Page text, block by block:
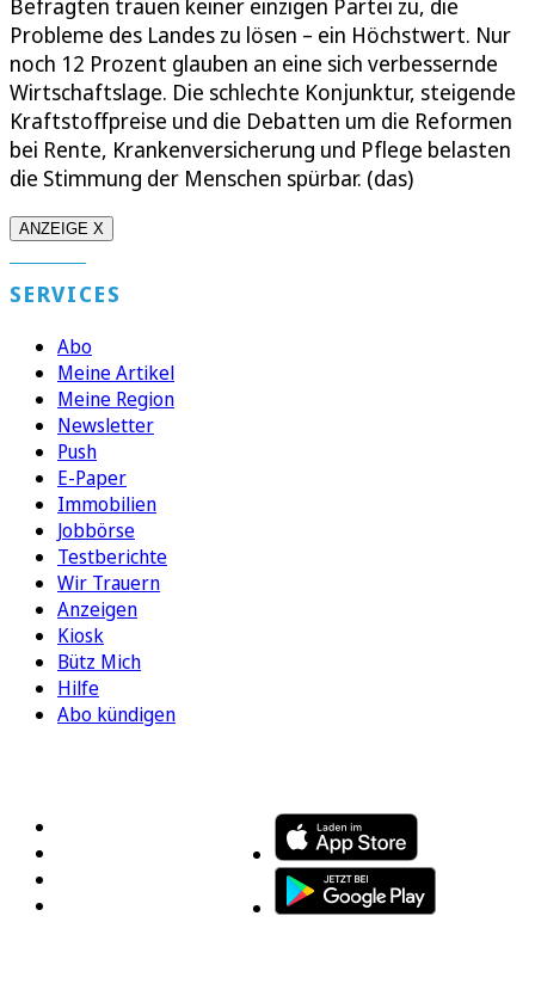
Befragten trauen keiner einzigen Partei zu, die
Probleme des Landes zu lösen – ein Höchstwert. Nur
noch 12 Prozent glauben an eine sich verbessernde
Wirtschaftslage. Die schlechte Konjunktur, steigende
Kraftstoffpreise und die Debatten um die Reformen
bei Rente, Krankenversicherung und Pflege belasten
die Stimmung der Menschen spürbar. (das)
ANZEIGE X
SERVICES
Abo
Meine Artikel
Meine Region
Newsletter
Push
E-Paper
Immobilien
Jobbörse
Testberichte
Wir Trauern
Anzeigen
Kiosk
Bütz Mich
Hilfe
Abo kündigen